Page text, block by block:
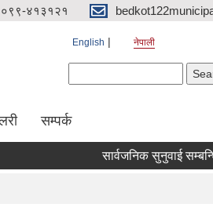
०९९-४१३१२१
English नेपाली
सम्पर्क
सार्वजनिक सुनुवाई सम्बन्धि